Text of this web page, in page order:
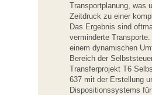
Transportplanung, was
Zeitdruck zu einer
Das Ergebnis sind
verminderte
einem dynamischen
Bereich der
Transferprojekt T6
637 mit der Erstellung
Dispositionssystems